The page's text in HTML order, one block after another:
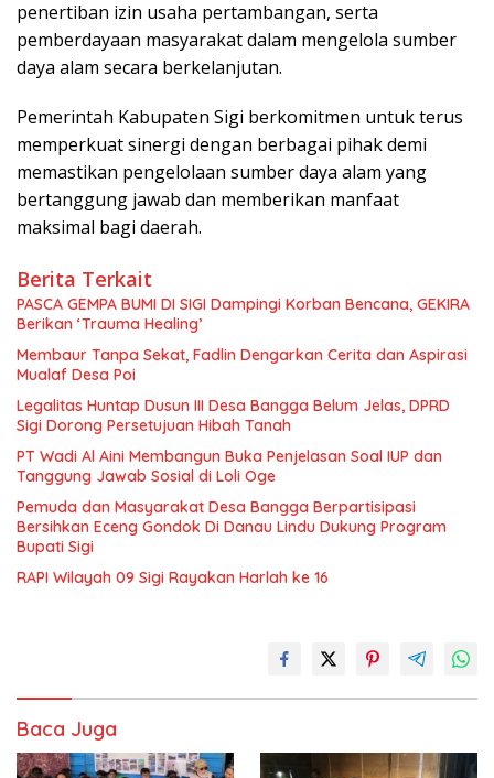
penertiban izin usaha pertambangan, serta
pemberdayaan masyarakat dalam mengelola sumber
daya alam secara berkelanjutan.
Pemerintah Kabupaten Sigi berkomitmen untuk terus
memperkuat sinergi dengan berbagai pihak demi
memastikan pengelolaan sumber daya alam yang
bertanggung jawab dan memberikan manfaat
maksimal bagi daerah.
Berita Terkait
PASCA GEMPA BUMI DI SIGI Dampingi Korban Bencana, GEKIRA
Berikan ‘Trauma Healing’
Membaur Tanpa Sekat, Fadlin Dengarkan Cerita dan Aspirasi
Mualaf Desa Poi
Legalitas Huntap Dusun III Desa Bangga Belum Jelas, DPRD
Sigi Dorong Persetujuan Hibah Tanah
PT Wadi Al Aini Membangun Buka Penjelasan Soal IUP dan
Tanggung Jawab Sosial di Loli Oge
Pemuda dan Masyarakat Desa Bangga Berpartisipasi
Bersihkan Eceng Gondok Di Danau Lindu Dukung Program
Bupati Sigi
RAPI Wilayah 09 Sigi Rayakan Harlah ke 16
Baca Juga